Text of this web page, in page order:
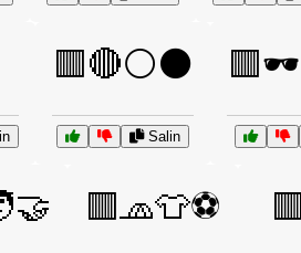
🟥🔴⚪⚫
Salin
🟥🧢👕⚽